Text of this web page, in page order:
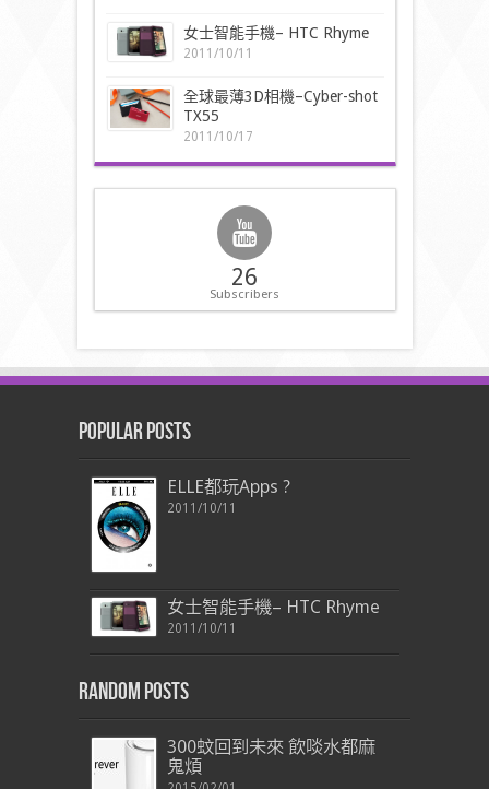
女士智能手機– HTC Rhyme
2011/10/11
全球最薄3D相機–Cyber-shot
TX55
2011/10/17
26
Subscribers
Popular Posts
ELLE都玩Apps ?
2011/10/11
女士智能手機– HTC Rhyme
2011/10/11
Random Posts
300蚊回到未來 飲啖水都麻
鬼煩